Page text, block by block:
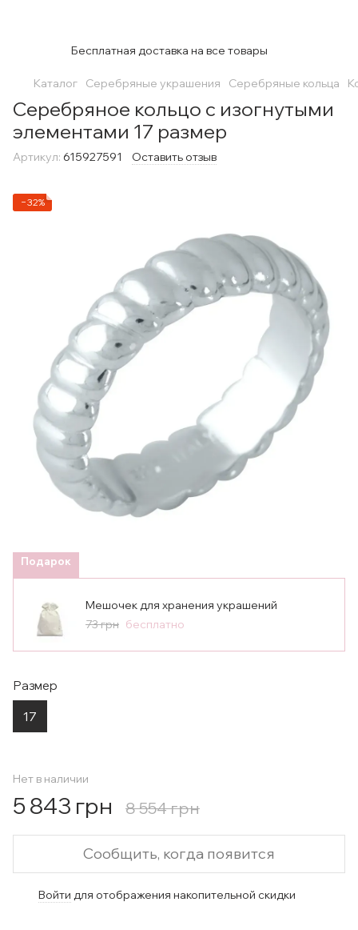
Бесплатная доставка на все товары
Каталог Серебряные украшения Серебряные кольца
Серебряное кольцо с изогнутыми
элементами 17 размер
Артикул: 615927591 Оставить отзыв
−32%
Подарок
Мешочек для хранения украшений
73 грн бесплатно
Размер
17
Нет в наличии
5 843 грн 8 554 грн
Сообщить, когда появится
Войти для отображения накопительной скидки